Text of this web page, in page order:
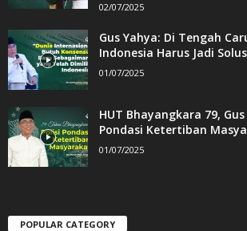
02/07/2025
Gus Yahya: Di Tengah
Indonesia Harus Jadi
01/07/2025
HUT Bhayangkara 79,
Pondasi Ketertiban
01/07/2025
POPULAR CATEGORY